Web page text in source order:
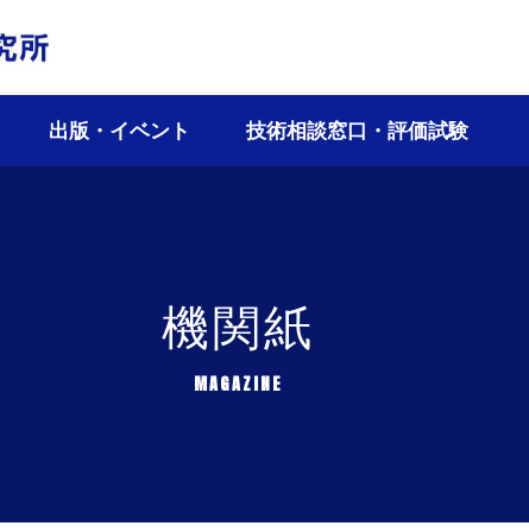
出版・イベント 技術相談窓口・評価試験
機関紙
MAGAZINE